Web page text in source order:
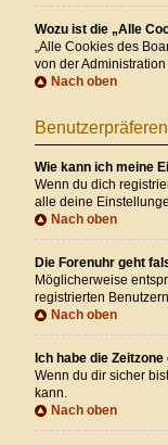
Wozu ist die „Alle
„Alle Cookies des
von der
Nach oben
Wie kann ich meine
Wenn du dich
alle deine
Nach oben
Die Forenuhr geht
Möglicherweise
registrierten
Nach oben
Ich habe die
Wenn du dir sicher
kann.
Nach oben